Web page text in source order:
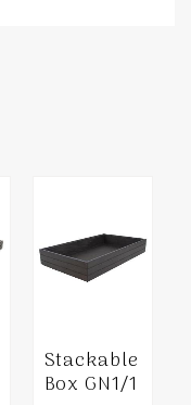
Stackable
Box GN1/1